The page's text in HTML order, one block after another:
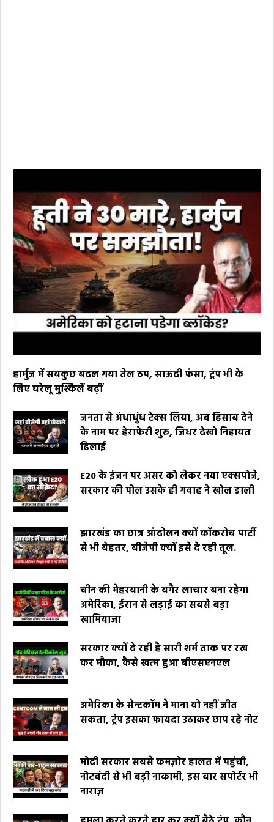
हार्मुज में सबकुछ बदल गया तेल ठप, साऊदी फंसा, ट्रंप भी के
लिए घरेलू मुश्किलें बढ़ीं
जनता से अंधाधुंध टेक्स लिया, अब हिसाब देने
के नाम पर हेराफेरी शुरू, जिधर देखो निहायत
ढिलाई
E20 के इंजन पर असर को लेकर नया एक्सपोजे,
सरकार की पोल उसके ही गवाह ने खोल डाली
झारखंड का छात्र आंदोलन क्यों कॉकरोच पार्टी
से भी बेहतर, बीजेपी क्यों इसे दे रही तूल.
चीन की मेहरबानी के बगैर लाचार बना रहेगा
अमेरिका, ईरान से लड़ाई का सबसे बड़ा
खामियाजा
सरकार क्यों दे रही है सारी शर्म ताक पर रख
कर मौका, कैसे खत्म हुआ बीएसएनएल
अमेरिका के सेन्टकॉम ने माना वो नहीं जीत
सकता, ट्रंप इसका फायदा उठाकर छाप रहे नोट
मोदी सरकार सबसे कमज़ोर हालत में पहुंची,
नोटबंदी से भी बड़ी नाकामी, इस बार सपोर्टर भी
नाराज़